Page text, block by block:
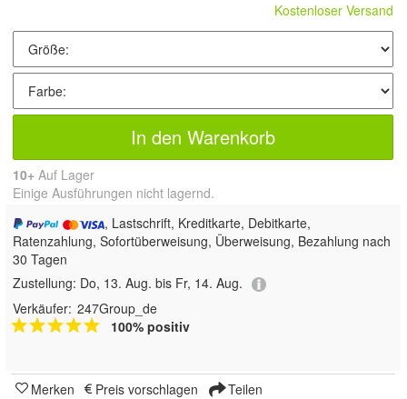
Kostenloser Versand
In den Warenkorb
10+ Auf Lager
Einige Ausführungen nicht lagernd.
, Lastschrift, Kreditkarte, Debitkarte,
Ratenzahlung, Sofortüberweisung, Überweisung, Bezahlung nach
30 Tagen
Zustellung: Do, 13. Aug. bis Fr, 14. Aug.
Verkäufer: 247Group_de
100% positiv
Merken Preis vorschlagen Teilen